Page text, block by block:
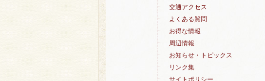
交通アクセス
よくある質問
お得な情報
周辺情報
お知らせ・トピックス
リンク集
サイトポリシー